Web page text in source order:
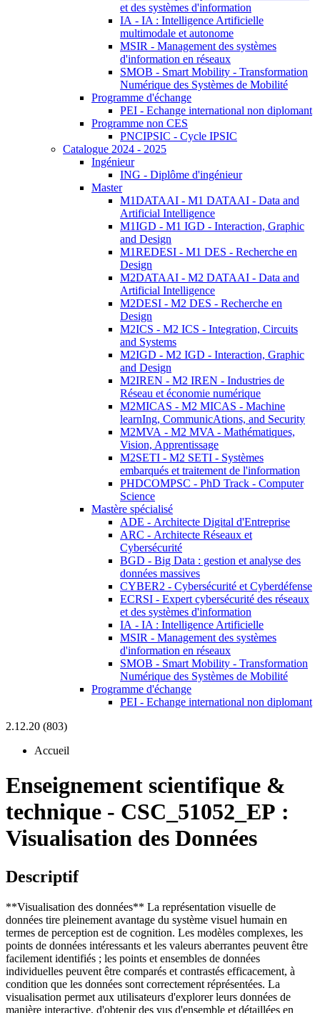
et des systèmes d'information
IA - IA : Intelligence Artificielle
multimodale et autonome
MSIR - Management des systèmes
d'information en réseaux
SMOB - Smart Mobility - Transformation
Numérique des Systèmes de Mobilité
Programme d'échange
PEI - Echange international non diplomant
Programme non CES
PNCIPSIC - Cycle IPSIC
Catalogue 2024 - 2025
Ingénieur
ING - Diplôme d'ingénieur
Master
M1DATAAI - M1 DATAAI - Data and
Artificial Intelligence
M1IGD - M1 IGD - Interaction, Graphic
and Design
M1REDESI - M1 DES - Recherche en
Design
M2DATAAI - M2 DATAAI - Data and
Artificial Intelligence
M2DESI - M2 DES - Recherche en
Design
M2ICS - M2 ICS - Integration, Circuits
and Systems
M2IGD - M2 IGD - Interaction, Graphic
and Design
M2IREN - M2 IREN - Industries de
Réseau et économie numérique
M2MICAS - M2 MICAS - Machine
learnIng, CommunicAtions, and Security
M2MVA - M2 MVA - Mathématiques,
Vision, Apprentissage
M2SETI - M2 SETI - Systèmes
embarqués et traitement de l'information
PHDCOMPSC - PhD Track - Computer
Science
Mastère spécialisé
ADE - Architecte Digital d'Entreprise
ARC - Architecte Réseaux et
Cybersécurité
BGD - Big Data : gestion et analyse des
données massives
CYBER2 - Cybersécurité et Cyberdéfense
ECRSI - Expert cybersécurité des réseaux
et des systèmes d'information
IA - IA : Intelligence Artificielle
MSIR - Management des systèmes
d'information en réseaux
SMOB - Smart Mobility - Transformation
Numérique des Systèmes de Mobilité
Programme d'échange
PEI - Echange international non diplomant
2.12.20 (803)
Accueil
Enseignement scientifique &
technique - CSC_51052_EP :
Visualisation des Données
Descriptif
**Visualisation des données** La représentation visuelle de
données tire pleinement avantage du système visuel humain en
termes de perception est de cognition. Les modèles complexes, les
points de données intéressants et les valeurs aberrantes peuvent être
facilement identifiés ; les points et ensembles de données
individuelles peuvent être comparés et contrastés efficacement, à
condition que les données sont correctement réprésentées. La
visualisation permet aux utilisateurs d'explorer leurs données de
manière interactive, d'obtenir des vus d'ensemble et détaillées en